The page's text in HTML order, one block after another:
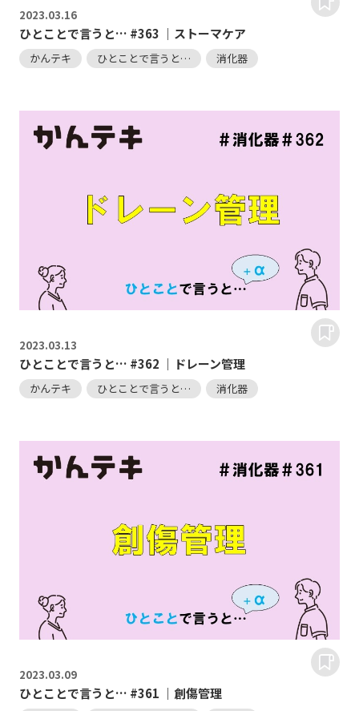
2023.03.16
ひとことで言うと… #363 ｜ストーマケア
かんテキ ひとことで言うと… 消化器
2023.03.13
ひとことで言うと… #362 ｜ドレーン管理
かんテキ ひとことで言うと… 消化器
2023.03.09
ひとことで言うと… #361 ｜創傷管理